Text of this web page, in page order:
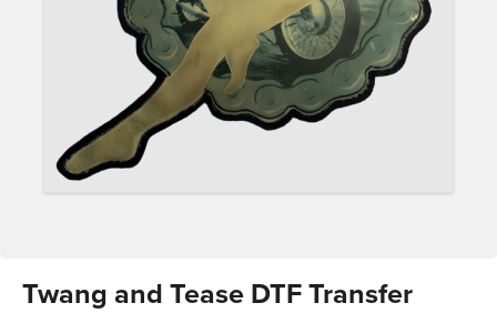
Twang and Tease DTF Transfer